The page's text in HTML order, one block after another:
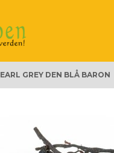
EARL GREY DEN BLÅ BARON